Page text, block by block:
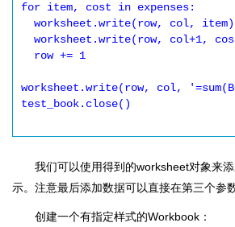
for item, cost in expenses:
worksheet.write(row, col,
test_book.close()
我们可以使用得到的worksheet对象来
示。注意最后添加数据可以直接在第三个参
创建一个有指定样式的Workbook：